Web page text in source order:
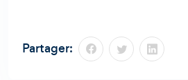
Partager: